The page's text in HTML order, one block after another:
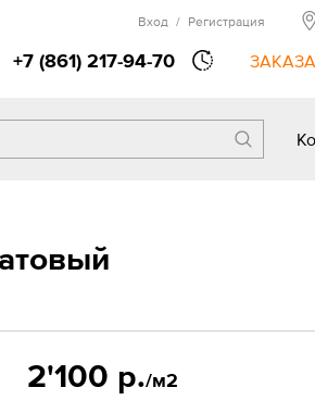
+7 (861) 217-94-70
Вход / Регистрация
2'100 р./м2